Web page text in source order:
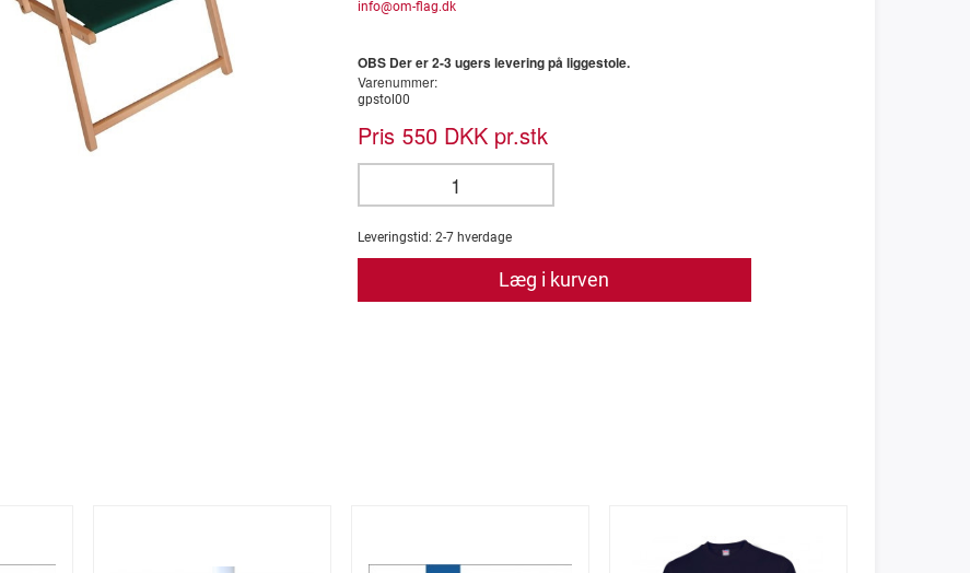
info@om-flag.dk
OBS Der er 2-3 ugers levering på liggestole.
Varenummer:
gpstol00
Pris 550 DKK pr.stk
Leveringstid: 2-7 hverdage
Læg i kurven